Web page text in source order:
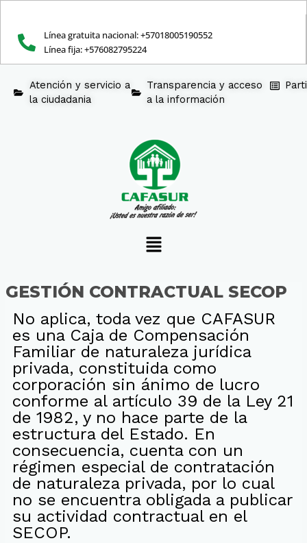
contenidoLínea gratuita nacional: +57018005190552
Línea fija: +576082795224
Atención y servicio a
la ciudadania
Transparencia y acceso
a la información
Menú
GESTIÓN CONTRACTUAL SECOP
No aplica, toda vez que CAFASUR
es una Caja de Compensación
Familiar de naturaleza jurídica
privada, constituida como
corporación sin ánimo de lucro
conforme al artículo 39 de la Ley 21
de 1982, y no hace parte de la
estructura del Estado. En
consecuencia, cuenta con un
régimen especial de contratación
de naturaleza privada, por lo cual
no se encuentra obligada a publicar
su actividad contractual en el
SECOP.